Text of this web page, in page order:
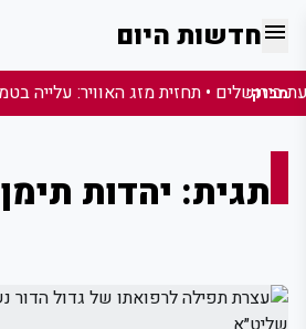
menuחדשות היום
מבזק:
תגית: יהדות תימן